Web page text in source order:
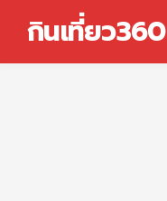
กินเที่ยว360